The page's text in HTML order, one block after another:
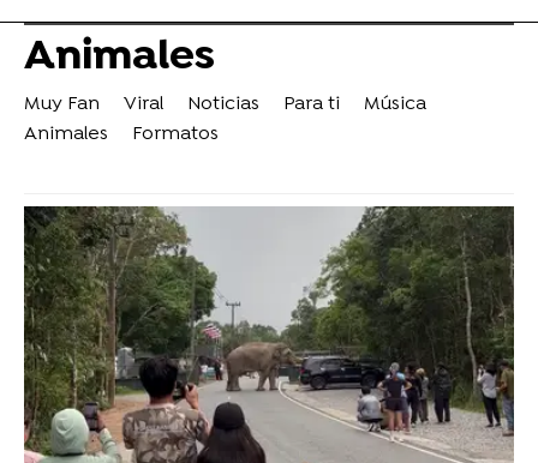
Animales
Muy Fan Viral Noticias Para ti
Música
Animales
Formatos